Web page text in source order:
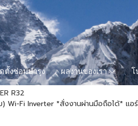
ตั้งซ่อมบำรุง ผลงานของเรา โ
R32
Wi-Fi Inverter *สั่งงานผ่านมือถือได้* แ